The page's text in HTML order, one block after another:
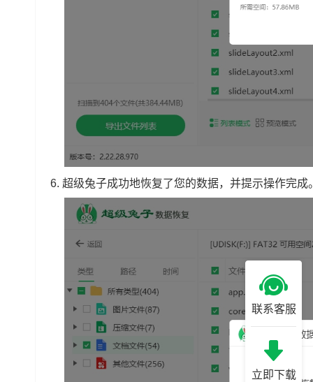
6. 超级兔子成功地恢复了您的数据，并提示操作完
联系客服
立即下载